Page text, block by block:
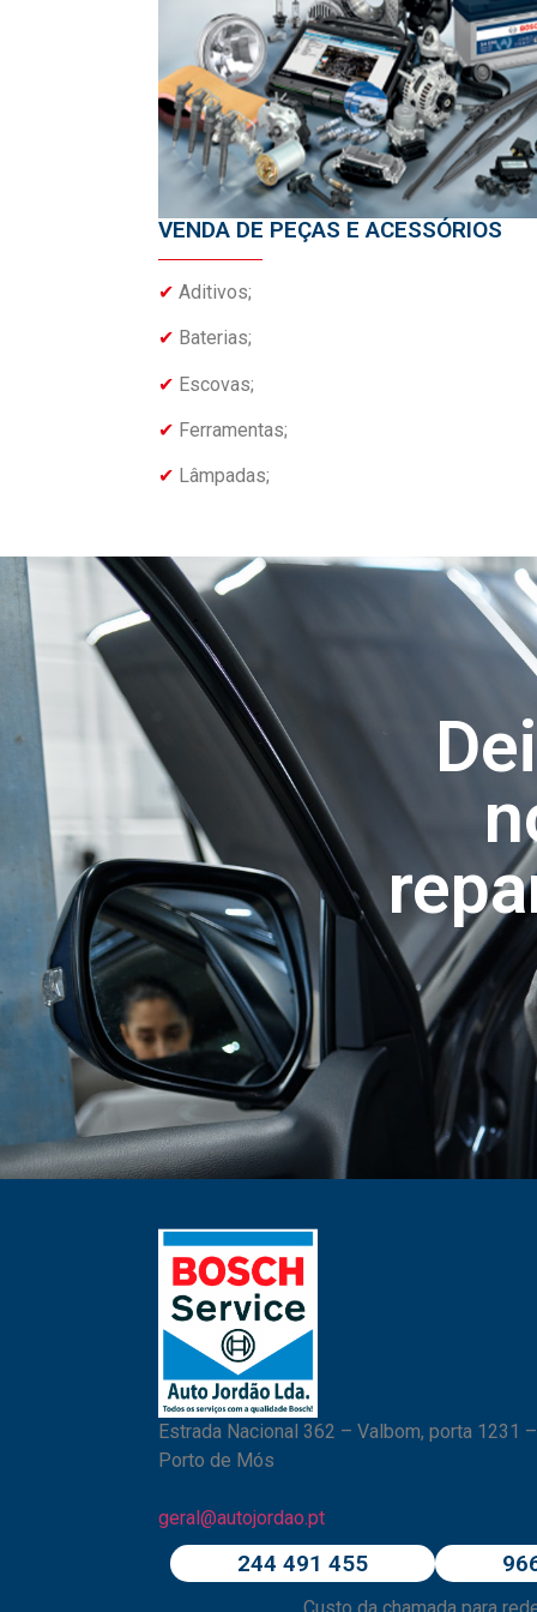
VENDA DE PEÇAS E ACESSÓRIOS
✔ Aditivos;
✔ Baterias;
✔ Escovas;
✔ Ferramentas;
✔ Lâmpadas;
Estrada Nacional 362 – Valbom, porta
Porto de Mós
geral@autojordao.pt
244 491 455